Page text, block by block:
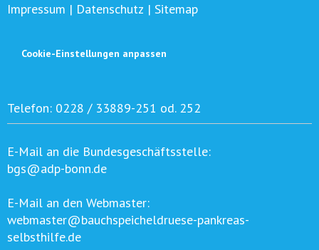
Impressum | Datenschutz | Sitemap
Cookie-Einstellungen anpassen
Telefon: 0228 / 33889-251 od. 252
E-Mail an die Bundesgeschäftsstelle:
bgs@adp-bonn.de
E-Mail an den Webmaster:
webmaster@bauchspeicheldruese-pankreas-
selbsthilfe.de